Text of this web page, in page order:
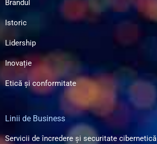
Brandul
Istoric
Lidership
Inovație
Etică și conformitate
Linii de Business
Servicii de încredere și securitate cibernetică